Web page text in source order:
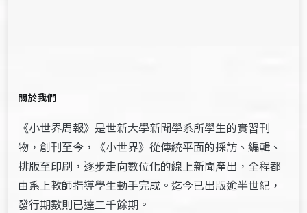
關於我們
《小世界周報》是世新大學新聞學系所學生的實習刊
物，創刊至今，《小世界》從傳統平面的採訪、編輯、
排版至印刷，逐步走向數位化的線上新聞產出，全程都
由系上教師指導學生動手完成。迄今已出版逾半世紀，
發行期數則已達二千餘期。